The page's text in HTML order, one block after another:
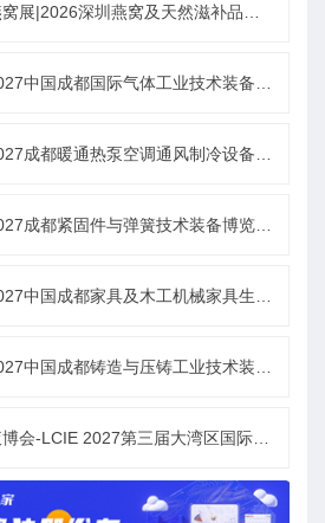
展|2026深圳燕窝及天然滋补品展览会【官网】
中国成都国际气体工业技术装备博览会6月18日举办
成都暖通热泵空调通风制冷设备博览会6月18举办
成都紧固件与弹簧技术装备博览会6月18举办
中国成都家具及木工机械家具生产设备博览会6月18举办
中国成都铸造与压铸工业技术装备博览会6月18举办
会-LCIE 2027第三届大湾区国际液冷产业大会暨展览会（深圳）